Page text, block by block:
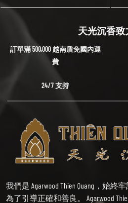
天光沉香致
訂單滿 500,000 越南盾免國內運
費
24/7 支持
我們是 Agarwood Thien Quang，始
為了引導正確和善良。 Agarwood